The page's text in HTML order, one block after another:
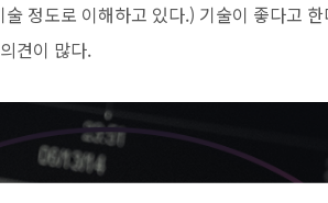
정도로 이해하고 있다.) 기술이 좋다고
견이 많다.